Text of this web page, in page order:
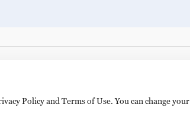
Policy and Terms of Use. You can change your